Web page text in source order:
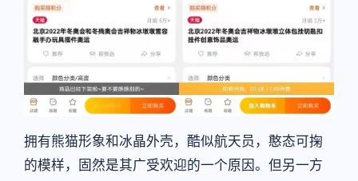
拥有熊猫形象和冰晶外壳，酷似航天员，憨态可掬
的模样，固然是其广受欢迎的一个原因。但另一方